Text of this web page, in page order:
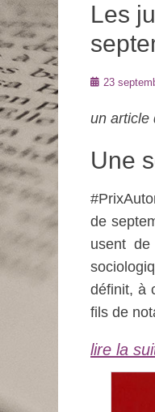
Les
Posté
23
un article
Une
de
usent
définit, à
fils de
lire la